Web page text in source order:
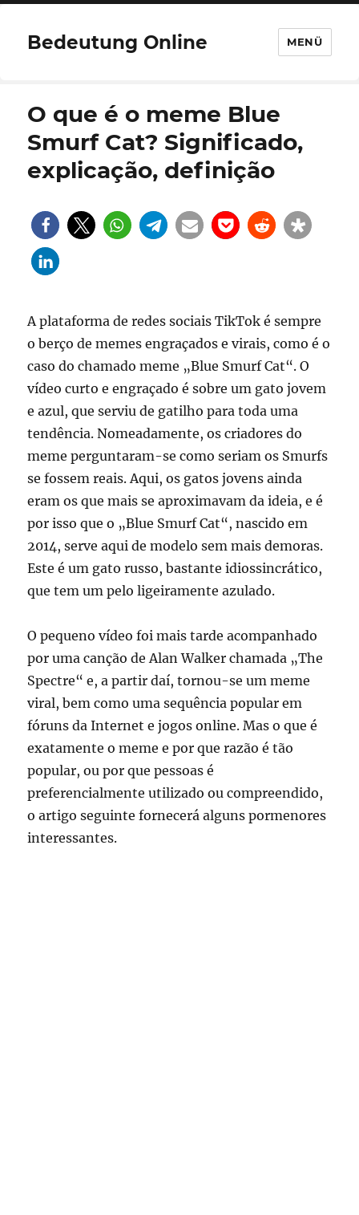
Bedeutung Online MENÜ
O que é o meme Blue
Smurf Cat? Significado,
explicação, definição
A plataforma de redes sociais TikTok é sempre
o berço de memes engraçados e virais, como é o
caso do chamado meme „Blue Smurf Cat“. O
vídeo curto e engraçado é sobre um gato jovem
e azul, que serviu de gatilho para toda uma
tendência. Nomeadamente, os criadores do
meme perguntaram-se como seriam os Smurfs
se fossem reais. Aqui, os gatos jovens ainda
eram os que mais se aproximavam da ideia, e é
por isso que o „Blue Smurf Cat“, nascido em
2014, serve aqui de modelo sem mais demoras.
Este é um gato russo, bastante idiossincrático,
que tem um pelo ligeiramente azulado.
O pequeno vídeo foi mais tarde acompanhado
por uma canção de Alan Walker chamada „The
Spectre“ e, a partir daí, tornou-se um meme
viral, bem como uma sequência popular em
fóruns da Internet e jogos online. Mas o que é
exatamente o meme e por que razão é tão
popular, ou por que pessoas é
preferencialmente utilizado ou compreendido,
o artigo seguinte fornecerá alguns pormenores
interessantes.